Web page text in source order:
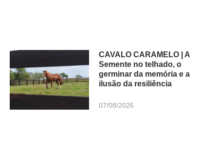
CAVALO CARAMELO | A
Semente no telhado, o
germinar da memória e a
ilusão da resiliência
07/08/2026